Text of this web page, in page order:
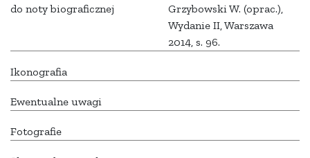
do noty biograficznej
Grzybowski W. (oprac.),
Wydanie II, Warszawa
2014, s. 96.
Ikonografia
Ewentualne uwagi
Fotografie